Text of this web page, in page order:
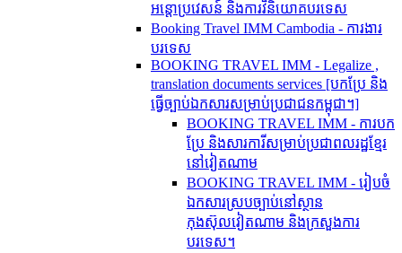
អន្តោប្រវេសន៍ និងការវិនិយោគបរទេស
Booking Travel IMM Cambodia - ការងារ
បរទេស
BOOKING TRAVEL IMM - Legalize ,
translation documents services [បកប្រែ និង​
ធ្វើ​ច្បាប់​ឯកសារ​សម្រាប់​ប្រជាជន​កម្ពុជា។]
BOOKING TRAVEL IMM - ការបក
ប្រែ និងសារការីសម្រាប់ប្រជាពលរដ្ឋខ្មែរ
នៅវៀតណាម
BOOKING TRAVEL IMM - រៀបចំ
ឯកសារស្របច្បាប់នៅស្ថាន
កុងស៊ុលវៀតណាម និងក្រសួងការ
បរទេស។